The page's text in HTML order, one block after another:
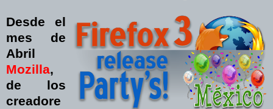
Desde el
mes de
Abril
Mozilla,
de los
creadore